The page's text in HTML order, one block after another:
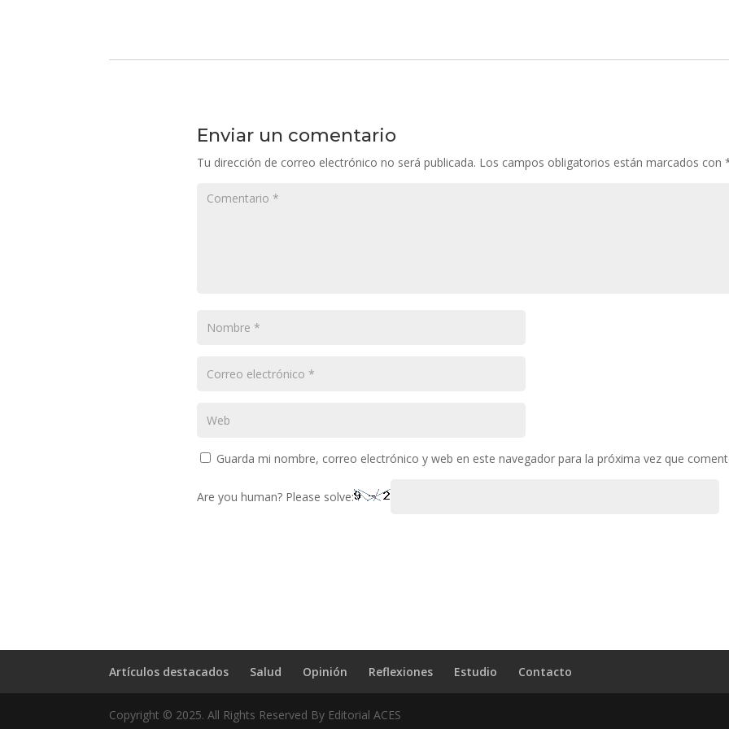
Enviar un comentario
Tu dirección de correo electrónico no será publicada. Los campos obligatorios están marcados con
Guarda mi nombre, correo electrónico y web en este navegador para la próxima vez que
Are you human? Please solve:
Artículos destacados Salud Opinión Reflexiones Estudio Contacto
Copyright © 2025. All Rights Reserved By Editorial ACES